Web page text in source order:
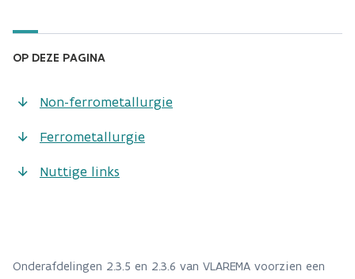
OP DEZE PAGINA
Non-ferrometallurgie
Ferrometallurgie
Nuttige links
Onderafdelingen 2.3.5 en 2.3.6 van VLAREMA voorzien een